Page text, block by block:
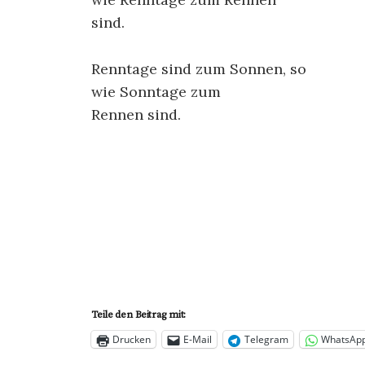
sind.
Renntage sind zum Sonnen, so
wie Sonntage zum
Rennen sind.
Teile den Beitrag mit:
Drucken E-Mail Telegram